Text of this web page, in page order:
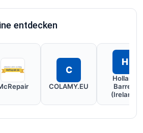
entdecken
C
COLAMY.EU
H
Holland
Barrett
(Ireland)